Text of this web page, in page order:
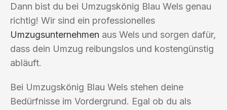
Dann bist du bei Umzugskönig Blau Wels genau
richtig! Wir sind ein professionelles
Umzugsunternehmen aus Wels und sorgen dafür,
dass dein Umzug reibungslos und kostengünstig
abläuft.
Bei Umzugskönig Blau Wels stehen deine
Bedürfnisse im Vordergrund. Egal ob du als